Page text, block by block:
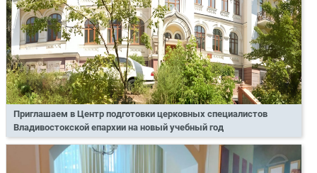
Приглашаем в Центр подготовки церковных специалистов
Владивостокской епархии на новый учебный год